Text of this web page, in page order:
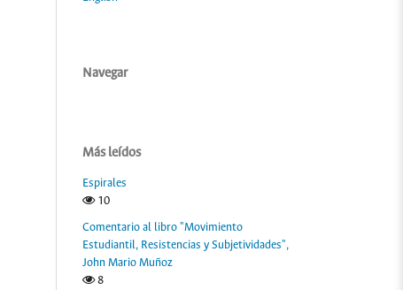
Navegar
Más leídos
Espirales
10
Comentario al libro "Movimiento
Estudiantil, Resistencias y Subjetividades",
John Mario Muñoz
8